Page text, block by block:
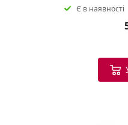
Є в наявності